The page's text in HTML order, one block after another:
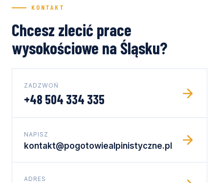
KONTAKT
Chcesz zlecić prace
wysokościowe na Śląsku?
ZADZWOŃ
+48 504 334 335
NAPISZ
kontakt@pogotowiealpinistyczne.pl
ADRES